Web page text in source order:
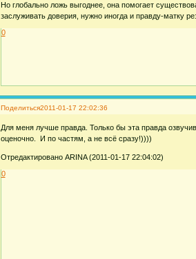
Но глобально ложь выгоднее, она помогает
заслуживать доверия, нужно иногда и правду-матку
0
Поделиться2011-01-17 22:02:36
Для меня лучше правда. Только бы эта правда
оценочно. И по частям, а не всё сразу!))))
Отредактировано ARINA (2011-01-17 22:04:02)
0